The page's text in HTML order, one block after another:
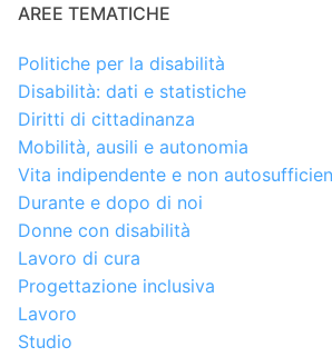
AREE TEMATICHE
Politiche per la disabilità
Disabilità: dati e statistiche
Diritti di cittadinanza
Mobilità, ausili e autonomia
Vita indipendente e non
Durante e dopo di noi
Donne con disabilità
Lavoro di cura
Progettazione inclusiva
Lavoro
Studio